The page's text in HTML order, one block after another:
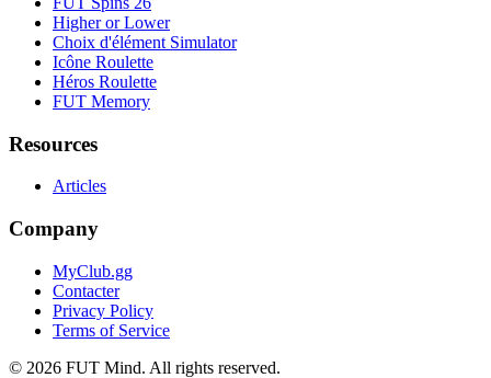
Higher or Lower
Choix d'élément Simulator
Icône Roulette
Héros Roulette
FUT Memory
Resources
Articles
Company
MyClub.gg
Contacter
Privacy Policy
Terms of Service
© 2026 FUT Mind. All rights reserved.